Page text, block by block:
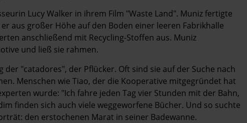
Lucy Walker in ihrem Film "Waste Land". Muniz fertigte
aus großer Höhe auf den Boden einer leeren Fabrikhalle
anschließend mit Re­cyc­ling-Stoffen aus. Muniz
und ließ sie rahmen.
"catadores", der Pflücker. Oft sind sie auf der Suche nach
Menschen wie Tiao, der die Kooperative mitgegründet hat
wurde: "Ich fahre jeden Tag vier Stunden mit der Bahn,
finden sich auch viele weggeworfene Bücher. Und so suchte
den erstochenen Marat in seiner Badewanne.